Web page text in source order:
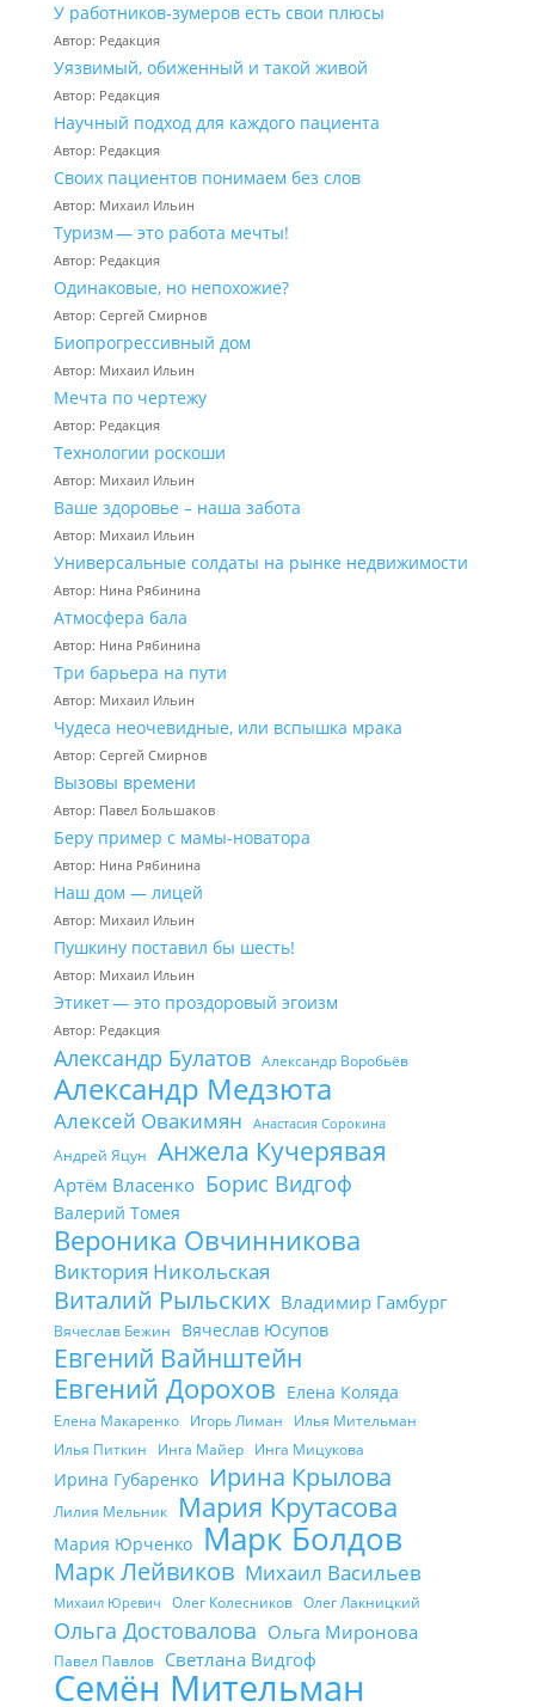
У работников‑зумеров есть свои плюсы
Автор: Редакция
Уязвимый, обиженный и такой живой
Автор: Редакция
Научный подход для каждого пациента
Автор: Редакция
Своих пациентов понимаем без слов
Автор: Михаил Ильин
Туризм — это работа мечты!
Автор: Редакция
Одинаковые, но непохожие?
Автор: Сергей Смирнов
Биопрогрессивный дом
Автор: Михаил Ильин
Мечта по чертежу
Автор: Редакция
Технологии роскоши
Автор: Михаил Ильин
Ваше здоровье – наша забота
Автор: Михаил Ильин
Универсальные солдаты на рынке недвижимости
Автор: Нина Рябинина
Атмосфера бала
Автор: Нина Рябинина
Три барьера на пути
Автор: Михаил Ильин
Чудеса неочевидные, или вспышка мрака
Автор: Сергей Смирнов
Вызовы времени
Автор: Павел Большаков
Беру пример с мамы-новатора
Автор: Нина Рябинина
Наш дом — лицей
Автор: Михаил Ильин
Пушкину поставил бы шесть!
Автор: Михаил Ильин
Этикет — это проздоровый эгоизм
Автор: Редакция
Александр Булатов Александр Воробьёв
Александр Медзюта
Алексей Овакимян Анастасия Сорокина
Андрей Яцун Анжела Кучерявая
Артём Власенко Борис Видгоф
Валерий Томея
Вероника Овчинникова
Виктория Никольская
Виталий Рыльских Владимир Гамбург
Вячеслав Бежин Вячеслав Юсупов
Евгений Вайнштейн
Евгений Дорохов Елена Коляда
Елена Макаренко Игорь Лиман
Илья Мительман
Илья Питкин
Инга Майер Инга Мицукова
Ирина Губаренко Ирина Крылова
Лилия Мельник Мария Крутасова
Мария Юрченко Марк Болдов
Марк Лейвиков Михаил Васильев
Михаил Юревич Олег Колесников Олег Лакницкий
Ольга Достовалова Ольга Миронова
Павел Павлов Светлана Видгоф
Семён Мительман